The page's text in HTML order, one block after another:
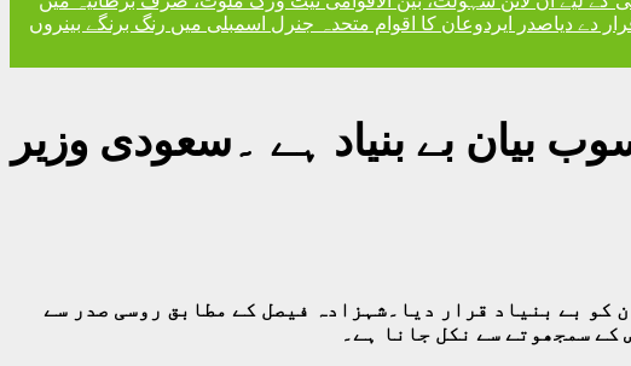
دے دیاصدر ایردوعان کا اقوام متحدہ جنرل اسمبلی میں رنگ برنگے بینروں
بے بنیاد ہے ۔سعودی وزیر
کو بے بنیاد قرار دیا۔شہزادہ فیصل کے مطابق روسی صدر سے
کے سمجھوتے سے نکل جانا ہے۔